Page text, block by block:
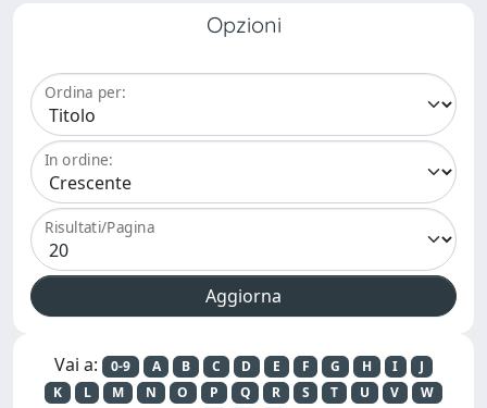
Opzioni
Ordina per:
In ordine:
Risultati/Pagina
Vai a: 0-9 A B C D E F G H I
J
K
L M N O P Q R S T U V
W